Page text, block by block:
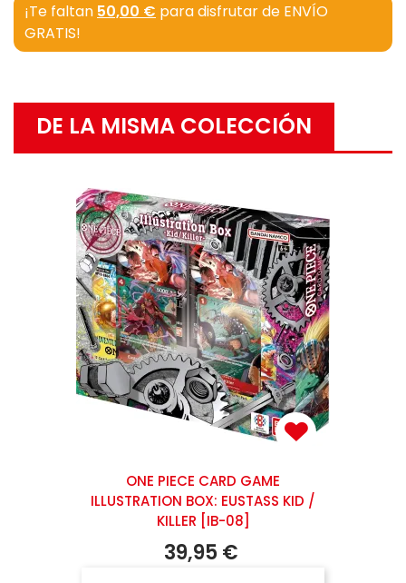
¡Te faltan 50,00 € para disfrutar de ENVÍO
GRATIS!
DE LA MISMA COLECCIÓN
ONE PIECE CARD GAME
ILLUSTRATION BOX: EUSTASS KID /
KILLER [IB-08]
39,95 €